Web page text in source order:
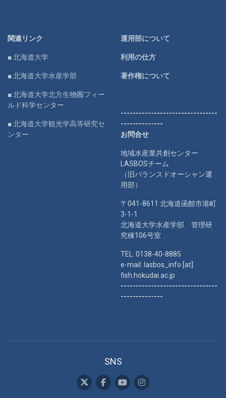
関連リンク
■ 北海道大学
■ 北海道大学水産学部
■ 北海道大学北方生物圏フィー
ルド科学センター
■ 北海道大学観光学高等研究セ
ンター
運用部について
利用の仕方
著作権について
--------------------------------
--------------
お問合せ
地域水産業共創センター
LASBOSチーム
（旧バランスドオーシャン運
用部）
〒041-8611 北海道函館市港町
3-1-1
北海道大学水産学部 管理研
究棟106号室
TEL: 0138-40-8885
e-mail: lasbos_info [at]
fish.hokudai.ac.jp
--------------------------------
--------------
SNS